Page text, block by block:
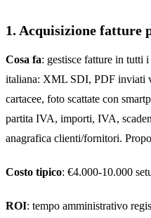
1. Acquisizione fatture
Cosa fa: gestisce fatture in tutti
italiana: XML SDI, PDF inviati
cartacee, foto scattate con
partita IVA, importi, IVA,
anagrafica clienti/fornitori.
Costo tipico: €4.000-10.000
ROI: tempo amministrativo